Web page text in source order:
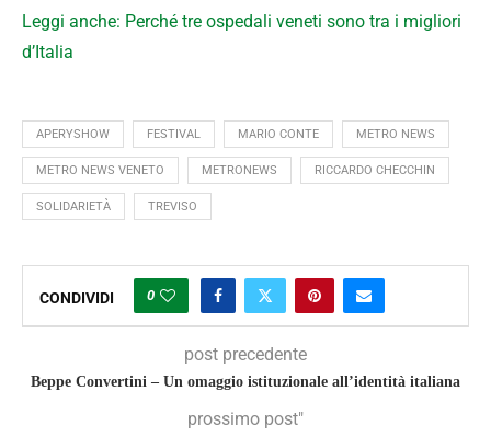
Leggi anche: Perché tre ospedali veneti sono tra i migliori
d’Italia
APERYSHOW FESTIVAL MARIO CONTE METRO NEWS
METRO NEWS VENETO METRONEWS RICCARDO CHECCHIN
SOLIDARIETÀ TREVISO
CONDIVIDI 0
post precedente
Beppe Convertini – Un omaggio istituzionale all’identità italiana
prossimo post"